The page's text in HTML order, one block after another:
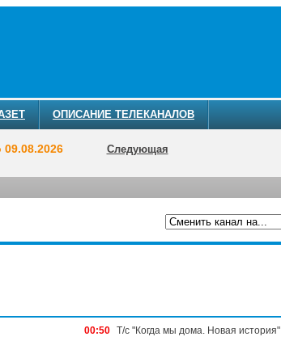
ОПИСАНИЕ ТЕЛЕКАНАЛОВ
09.08.2026 Следующая
00:50 Т/с "Когда мы дома. Новая история"